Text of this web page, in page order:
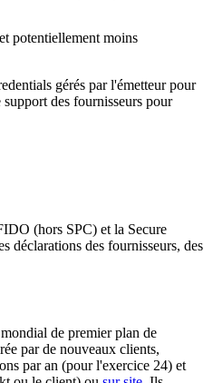
potentiellement moins
gérés par l'émetteur pour
des fournisseurs pour
(hors SPC) et la Secure
déclarations des fournisseurs, des
de premier plan de
par de nouveaux clients,
par an (pour l'exercice 24) et